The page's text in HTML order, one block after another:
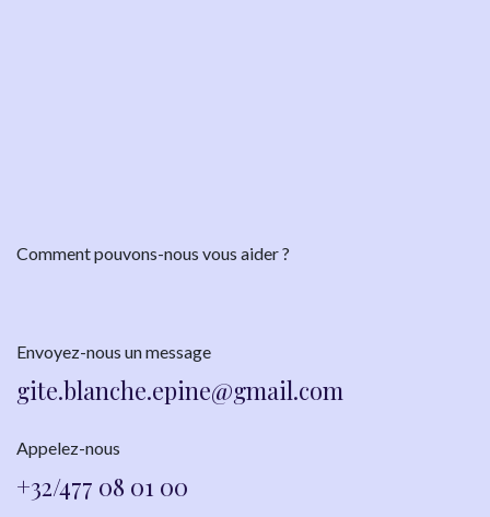
Comment pouvons-nous vous aider ?
Envoyez-nous un message
gite.blanche.epine@gmai​l.com
Appelez-nous
+32/477 08 01 00